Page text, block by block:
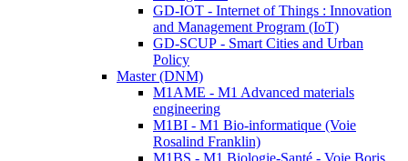
GD-IOT - Internet of Things : Innovation
and Management Program (IoT)
GD-SCUP - Smart Cities and Urban
Policy
Master (DNM)
M1AME - M1 Advanced materials
engineering
M1BI - M1 Bio-informatique (Voie
Rosalind Franklin)
M1BS - M1 Biologie-Santé - Voie Boris